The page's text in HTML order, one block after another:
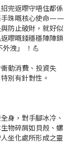
完返嚟守唔住都係
手珠嘅核心使命——
防止破財，就好似
嚟嘅錢穩穩陣陣鎖
外洩」 ！💪
動消費、投資失
別有針對性。
身，對手腳冰冷、
物碎屑如貝殼、螺
坐化處所形成之靈